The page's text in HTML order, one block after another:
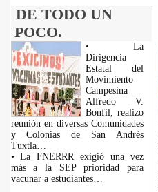
DE TODO UN
POCO.
• La
Dirigencia
Estatal del
Movimiento
Campesina
Alfredo V.
Bonfil, realizo
reunión en diversas Comunidades
y Colonias de San Andrés
Tuxtla…
• La FNERRR exigió una vez
más a la SEP prioridad para
vacunar a estudiantes…